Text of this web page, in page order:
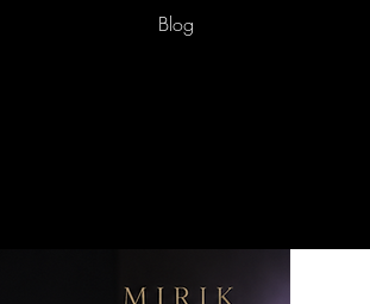
Blog